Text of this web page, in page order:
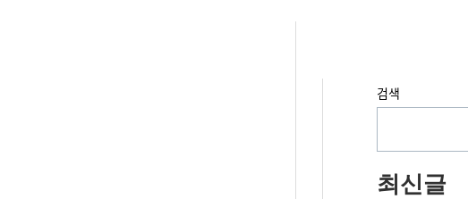
검색
최신글